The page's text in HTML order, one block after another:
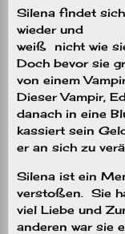
Silena findet
wieder und
weiß
nicht wie
Doch bevor sie
von einem
Dieser Vampir,
danach in eine
kassiert sein
er an sich zu
Silena ist ein
verstoßen.
Sie
viel Liebe und
anderen war sie